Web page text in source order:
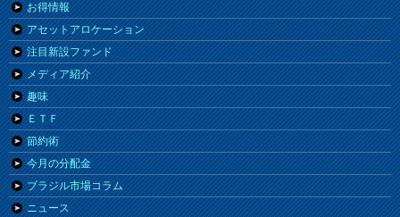
お得情報
アセットアロケーション
注目新設ファンド
メディア紹介
趣味
ＥＴＦ
節約術
今月の分配金
ブラジル市場コラム
ニュース